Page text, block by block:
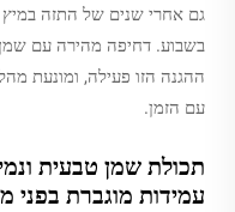
גם אחרי שנים של התזה במיץ
בשבוע. דחיפה מהירה עם
ההגנה הזו פעילה, ומונעת
עם הזמן.
תכולת שמן טבעית
עמידות מוגברת בפני